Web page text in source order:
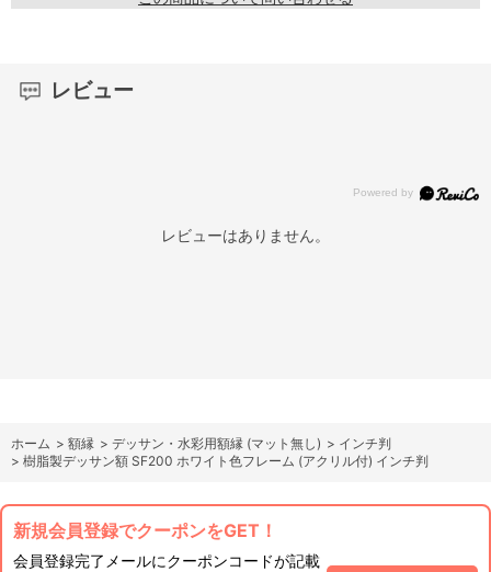
レビュー
レビューはありません。
ホーム > 額縁 > デッサン・水彩用額縁 (マット無し) > インチ判
> 樹脂製デッサン額 SF200 ホワイト色フレーム (アクリル付) インチ判
新規会員登録でクーポンをGET！
会員登録完了メールにクーポンコードが記載